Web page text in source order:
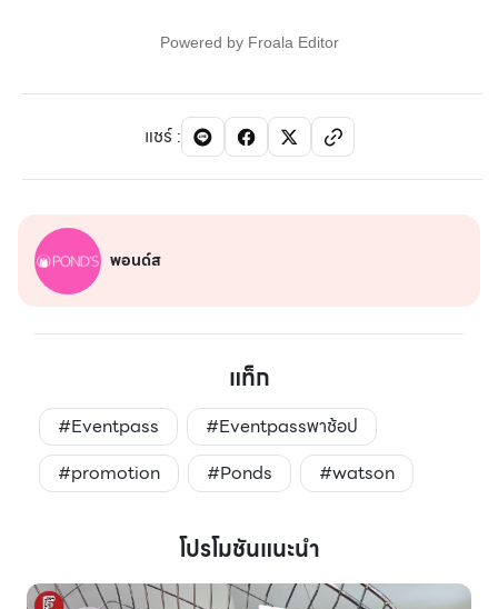
Powered by Froala Editor
แชร์:
พอนด์ส
แท็ก
#Eventpass
#Eventpassพาช้อป
#promotion
#Ponds #watson
โปรโมชันแนะนำ